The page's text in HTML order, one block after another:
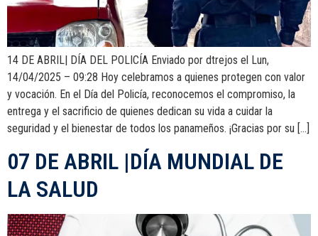
14 DE ABRIL| DÍA DEL POLICÍA Enviado por dtrejos el Lun,
14/04/2025 – 09:28 Hoy celebramos a quienes protegen con valor
y vocación. En el Día del Policía, reconocemos el compromiso, la
entrega y el sacrificio de quienes dedican su vida a cuidar la
seguridad y el bienestar de todos los panameños. ¡Gracias por su […]
07 DE ABRIL |DÍA MUNDIAL DE
LA SALUD